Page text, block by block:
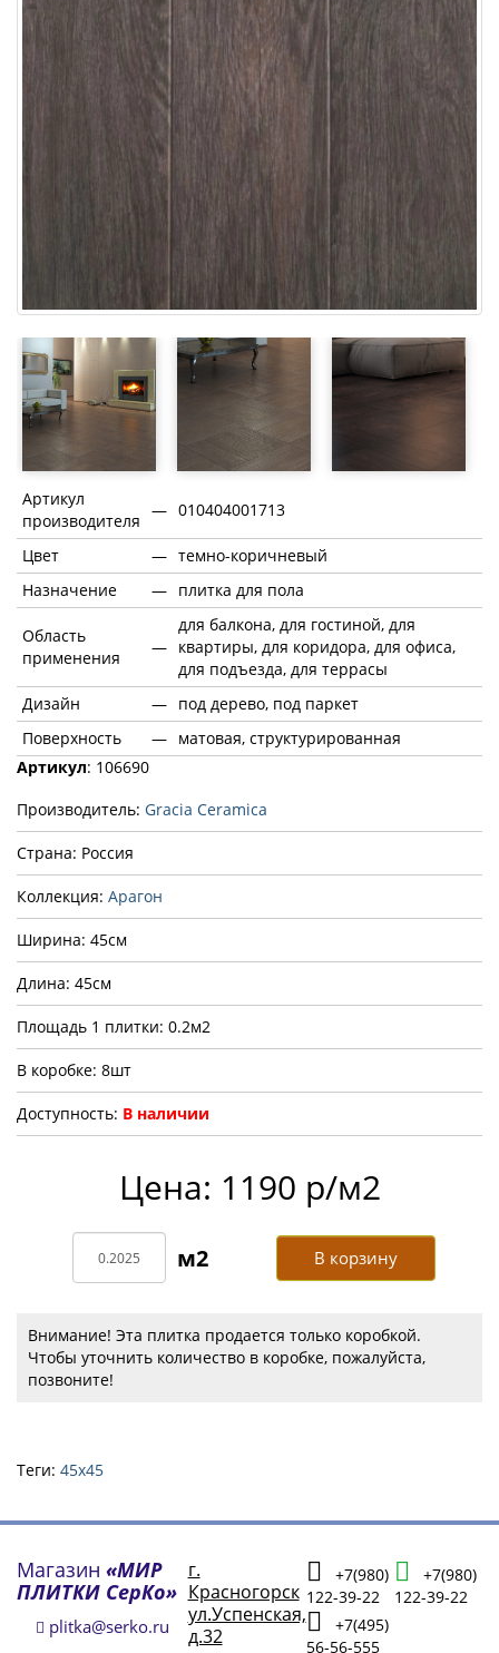
Артикул
производителя
— 010404001713
Цвет — темно-коричневый
Назначение
— плитка для пола
Область
применения
—
для балкона, для гостиной, для
квартиры, для коридора, для офиса,
для подъезда, для террасы
Дизайн
— под дерево, под паркет
Поверхность
— матовая, структурированная
Артикул: 106690
Производитель: Gracia Ceramica
Страна: Россия
Коллекция: Арагон
Ширина: 45см
Длина: 45см
Площадь 1 плитки: 0.2м2
В коробке: 8шт
Доступность: В наличии
Цена: 1190 р/м2
В корзину
Внимание! Эта плитка продается только коробкой.
Чтобы уточнить количество в коробке, пожалуйста,
позвоните!
Теги: 45х45
Магазин «МИР
ПЛИТКИ СерКо»
plitka@serko.ru
г.
Красногорск
ул.Успенская,
д.32
+7(980)
122-39-22
+7(495)
56-56-555
+7(980)
122-39-22